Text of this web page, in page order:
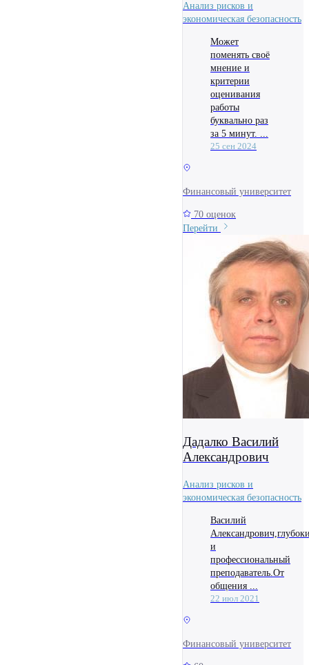
Анализ рисков и
экономическая безопасность
Может
поменять своё
мнение и
критерии
оценивания
работы
буквально раз
за 5 минут. ...
25 сен 2024
Финансовый университет
70 оценок
Перейти
Дадалко Василий
Александрович
Анализ рисков и
экономическая безопасность
Василий
и
профессиональный
преподаватель.От
общения ...
22 июл 2021
Финансовый университет